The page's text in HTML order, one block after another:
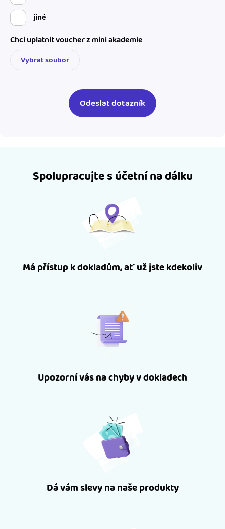
jiné
Chci uplatnit voucher z mini akademie
Vybrat soubor
Spolupracujte s účetní na dálku
Má přístup k dokladům, ať už jste kdekoliv
Upozorní vás na chyby v dokladech
Dá vám slevy na naše produkty